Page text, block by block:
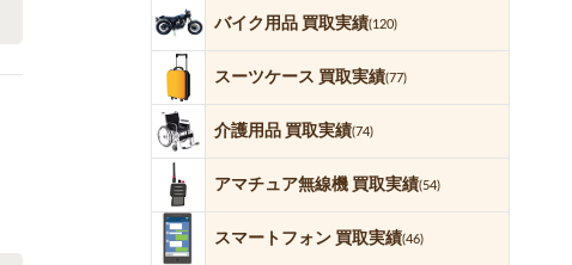
バイク用品 買取実績(120)
スーツケース 買取実績(77)
介護用品 買取実績(74)
アマチュア無線機 買取実績(54)
スマートフォン 買取実績(46)